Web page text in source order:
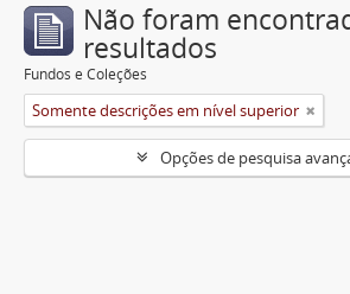
Não foram
resultados
Fundos e Coleções
Somente descrições em nível superior
Opções de pesquisa